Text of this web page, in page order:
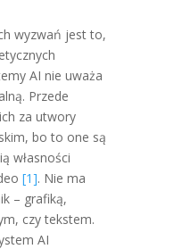
wyzwań jest to,
AI nie uważa
Przede
za utwory
bo to one są
własności
[1]. Nie ma
– grafiką,
czy tekstem.
AI